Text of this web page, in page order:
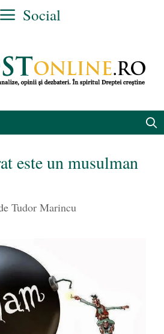
Social
este un musulman
Tudor Marincu